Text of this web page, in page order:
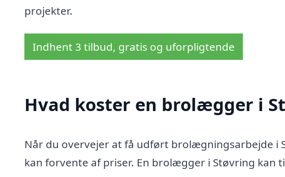
projekter.
Indhent 3 tilbud, gratis og uforpligtende
Hvad koster en brolægger i
Når du overvejer at få udført brolægningsarbejde i
kan forvente af priser. En brolægger i Støvring kan